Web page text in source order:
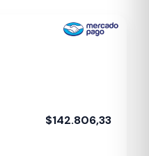
$142.806,33